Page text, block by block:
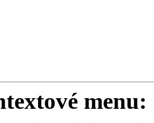
menu: